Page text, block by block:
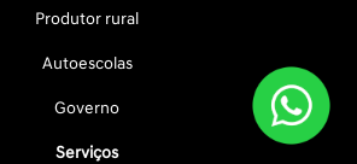
Produtor rural
Autoescolas
Governo
Serviços